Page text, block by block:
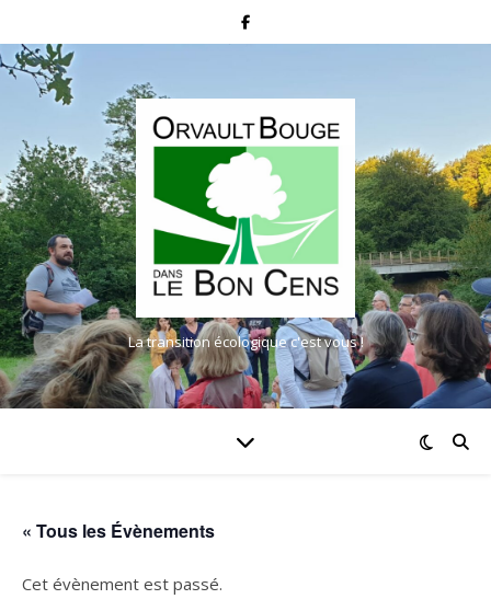
La transition écologique c'est vous !
« Tous les Évènements
Cet évènement est passé.